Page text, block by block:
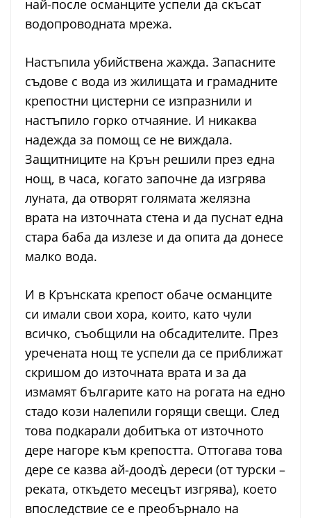
най-после османците успели да скъсат
водопроводната мрежа.
Настъпила убийствена жажда. Запасните
съдове с вода из жилищата и грамадните
крепостни цистерни се изпразнили и
настъпило горко отчаяние. И никаква
надежда за помощ се не виждала.
Защитниците на Крън решили през една
нощ, в часа, когато започне да изгрява
луната, да отворят голямата желязна
врата на източната стена и да пуснат една
стара баба да излезе и да опита да донесе
малко вода.
И в Крънската крепост обаче османците
си имали свои хора, които, като чули
всичко, съобщили на обсадителите. През
уречената нощ те успели да се приближат
скришом до източната врата и за да
измамят българите като на рогата на едно
стадо кози налепили горящи свещи. След
това подкарали добитъка от източното
дере нагоре към крепостта. Оттогава това
дере се казва ай-доодъ̀ дереси (от турски –
реката, откъдето месецът изгрява), което
впоследствие се е преобърнало на